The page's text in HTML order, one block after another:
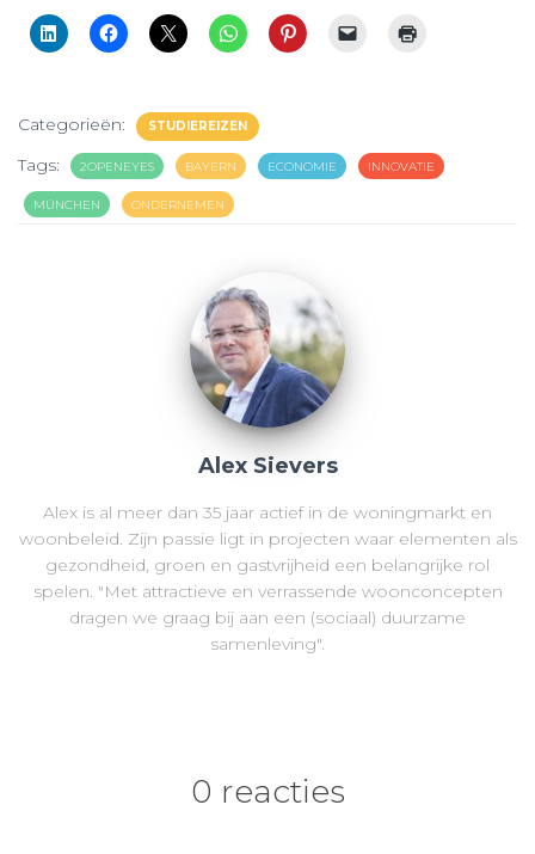
Categorieën: STUDIEREIZEN
Tags: 2OPENEYES BAYERN ECONOMIE INNOVATIE
MÜNCHEN ONDERNEMEN
Alex Sievers
Alex is al meer dan 35 jaar actief in de woningmarkt en
woonbeleid. Zijn passie ligt in projecten waar elementen als
gezondheid, groen en gastvrijheid een belangrijke rol
spelen. "Met attractieve en verrassende woonconcepten
dragen we graag bij aan een (sociaal) duurzame
samenleving".
0 reacties